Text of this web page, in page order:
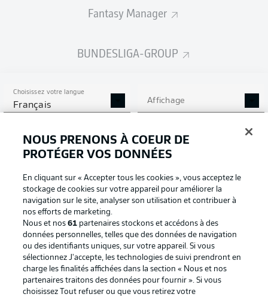
Fantasy Manager
BUNDESLIGA-GROUP
Choisissez votre langue
Français Affichage
Connexion
Football as it's meant to be
NOUS PRENONS À COEUR DE
PROTÉGER VOS DONNÉES
En cliquant sur « Accepter tous les cookies », vous acceptez le
stockage de cookies sur votre appareil pour améliorer la
navigation sur le site, analyser son utilisation et contribuer à
nos efforts de marketing.
Nous et nos61 partenaires stockons et accédons à des
données personnelles, telles que des données de navigation
ou des identifiants uniques, sur votre appareil. Si vous
sélectionnez J'accepte, les technologies de suivi prendront en
charge les finalités affichées dans la section « Nous et nos
partenaires traitons des données pour fournir ». Si vous
choisissez Tout refuser ou que vous retirez votre